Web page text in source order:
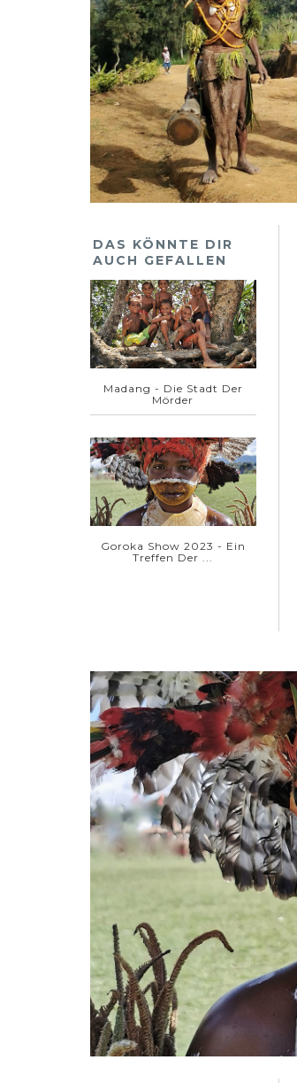
DAS KÖNNTE DIR
AUCH GEFALLEN
Madang - Die Stadt Der
Mörder
Goroka Show 2023 - Ein
Treffen Der ...